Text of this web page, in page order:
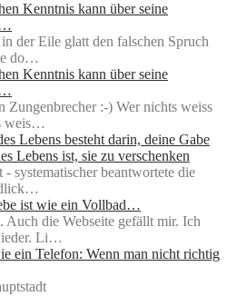
Kenntnis kann über seine
der Eile glatt den falschen Spruch
do…
Kenntnis kann über seine
Zungenbrecher :-) Wer nichts weiss
weis…
Lebens besteht darin, deine Gabe
Lebens ist, sie zu verschenken
- systematischer beantwortete die
ist wie ein Vollbad…
Auch die Webseite gefällt mir. Ich
Li…
ein Telefon: Wenn man nicht richtig